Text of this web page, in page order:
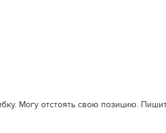
Могу отстоять свою позицию.